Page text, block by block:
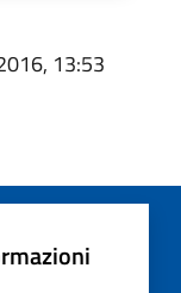
13:53